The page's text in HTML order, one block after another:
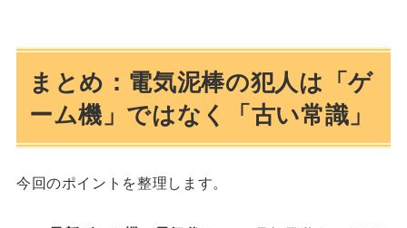
まとめ：電気泥棒の犯人は「ゲ
ーム機」ではなく「古い常識」
今回のポイントを整理します。